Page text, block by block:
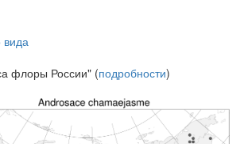
вида
флоры России" (подробности)